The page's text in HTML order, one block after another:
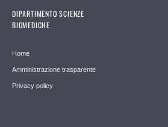
DIPARTIMENTO SCIENZE
BIOMEDICHE
Home
Amministrazione trasparente
Privacy policy